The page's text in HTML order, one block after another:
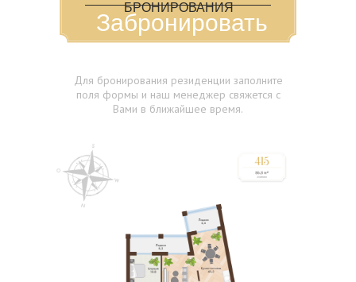
БРОНИРОВАНИЯ
Забронировать
Резиденция 1
Для бронирования резиденции заполните
поля формы и наш менеджер свяжется с
Вами в ближайшее время.